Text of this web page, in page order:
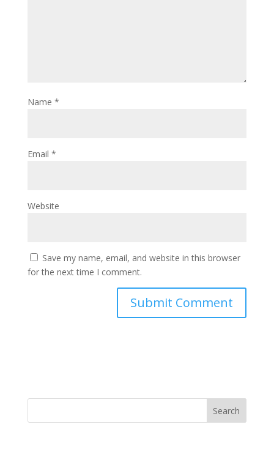
Name *
Email *
Website
Save my name, email, and website in this browser
for the next time I comment.